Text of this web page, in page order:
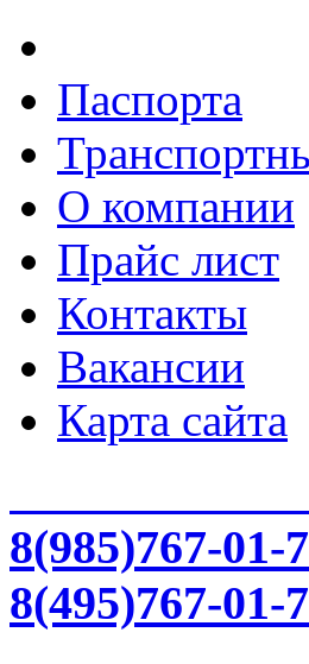
Паспорта
О компании
Прайс лист
Контакты
Вакансии
Карта сайта
8(985)767-
8(495)767-01-